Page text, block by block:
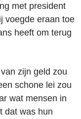
met president
voegde eraan toe
heeft om terug
zijn geld zou
schone lei zou
wat mensen in
dat was hun